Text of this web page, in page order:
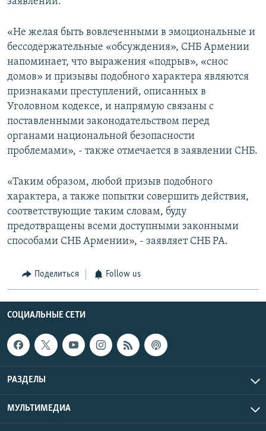
«Не желая быть вовлеченными в эмоциональные и
бессодержательные «обсуждения», СНБ Армении
напоминает, что выражения «подрыв», «снос
домов» и призывы подобного характера являются
признаками преступлений, описанных в
Уголовном кодексе, и напрямую связаны с
поставленными законодательством перед
органами национальной безопасности
проблемами», - также отмечается в заявлении СНБ.
«Таким образом, любой призыв подобного
характера, а также попытки совершить действия,
соответствующие таким словам, буду
предотвращены всеми доступными законными
способами СНБ Армении», - заявляет СНБ РА.
Поделиться Follow us
СОЦИАЛЬНЫЕ СЕТИ
РАЗДЕЛЫ
МУЛЬТИМЕДИА